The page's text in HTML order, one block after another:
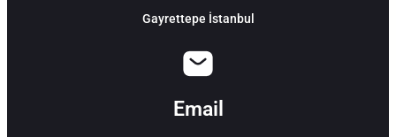
Gayrettepe İstanbul
Email